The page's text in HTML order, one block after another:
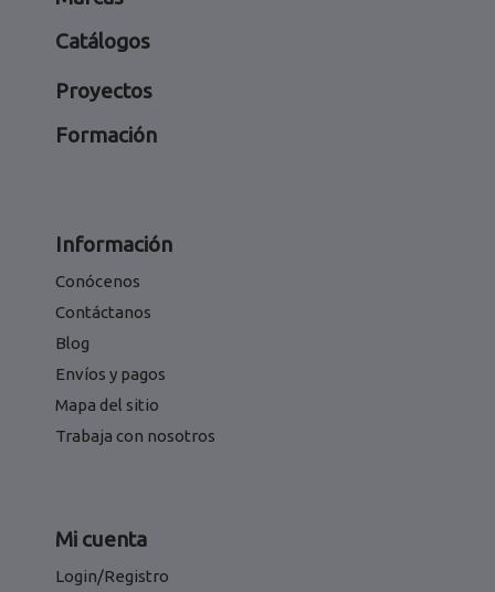
Catálogos
Proyectos
Formación
Información
Conócenos
Contáctanos
Blog
Envíos y pagos
Mapa del sitio
Trabaja con nosotros
Mi cuenta
Login/Registro